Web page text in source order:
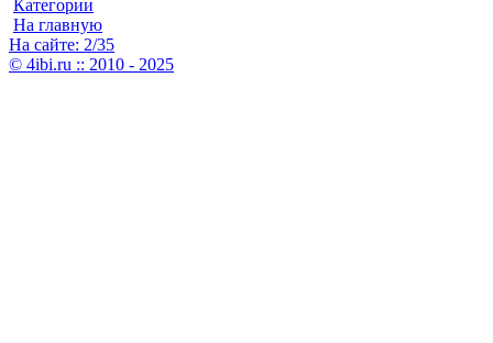
Категории
На главную
На сайте: 2/35
© 4ibi.ru :: 2010 - 2025